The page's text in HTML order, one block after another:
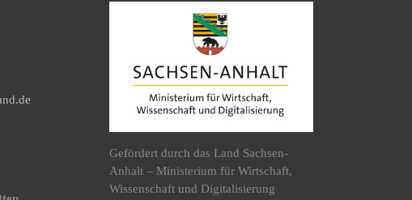
Gefördert durch das Land Sachsen-
Anhalt – Ministerium für Wirtschaft,
Wissenschaft und Digitalisierung